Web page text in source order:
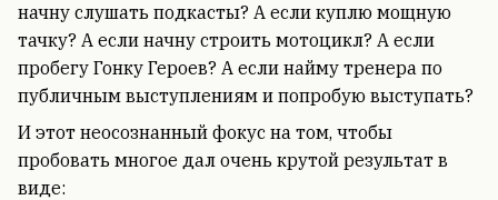
начну слушать подкасты? А если куплю мощную
тачку? А если начну строить мотоцикл? А если
пробегу Гонку Героев? А если найму тренера по
публичным выступлениям и попробую выступать?
И этот неосознанный фокус на том, чтобы
пробовать многое дал очень крутой результат в
виде: